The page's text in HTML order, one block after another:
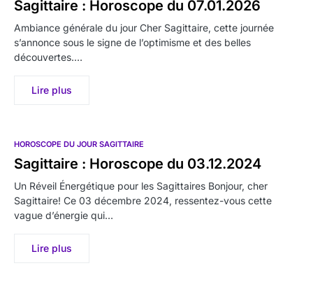
Sagittaire : Horoscope du 07.01.2026
Ambiance générale du jour Cher Sagittaire, cette journée
s’annonce sous le signe de l’optimisme et des belles
découvertes.…
Lire plus
HOROSCOPE DU JOUR SAGITTAIRE
Sagittaire : Horoscope du 03.12.2024
Un Réveil Énergétique pour les Sagittaires Bonjour, cher
Sagittaire! Ce 03 décembre 2024, ressentez-vous cette
vague d’énergie qui…
Lire plus